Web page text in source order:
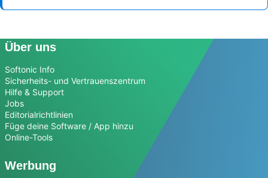
Über uns
Softonic Info
Sicherheits- und Vertrauenszentrum
Hilfe & Support
Jobs
Editorialrichtlinien
Füge deine Software / App hinzu
Online-Tools
Werbung